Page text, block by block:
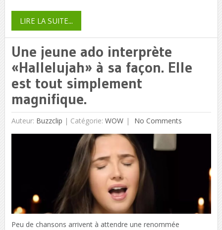
LIRE LA SUITE...
Une jeune ado interprète
«Hallelujah» à sa façon. Elle
est tout simplement
magnifique.
Auteur: Buzzclip | Catégorie: WOW No Comments
Peu de chansons arrivent à attendre une renommée